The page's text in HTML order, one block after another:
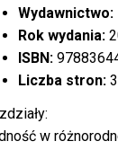
Wydawnictwo:
Rok wydania:
ISBN:
Liczba stron:
w